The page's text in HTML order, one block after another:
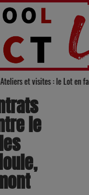
Ateliers et visites : le
le